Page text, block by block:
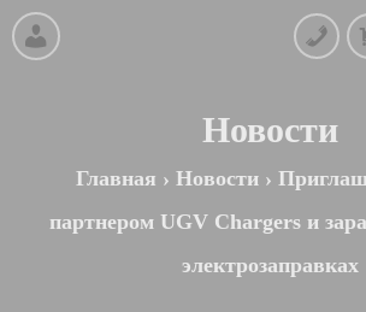
Новости
Главная › Новости ›
партнером UGV Chargers и
электрозаправках